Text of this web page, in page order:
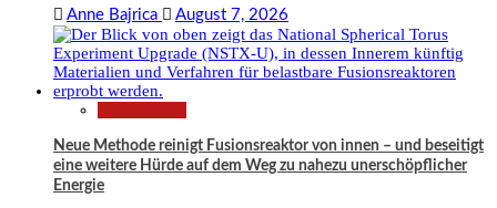
Anne Bajrica August 7, 2026
Neue Methode reinigt Fusionsreaktor von innen – und beseitigt
eine weitere Hürde auf dem Weg zu nahezu unerschöpflicher
Energie